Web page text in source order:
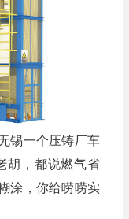
锡一个压铸厂车
胡，都说燃气省
涂，你给唠唠实